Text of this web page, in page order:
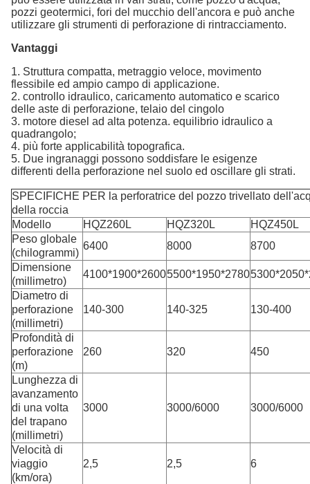
pozzi geotermici, fori del mucchio dell'ancora e può anche
utilizzare gli strumenti di perforazione di rintracciamento.
Vantaggi
1. Struttura compatta, metraggio veloce, movimento
flessibile ed ampio campo di applicazione.
2. controllo idraulico, caricamento automatico e scarico
delle aste di perforazione, telaio del cingolo
3. motore diesel ad alta potenza. equilibrio idraulico a
quadrangolo;
4. più forte applicabilità topografica.
5. Due ingranaggi possono soddisfare le esigenze
differenti della perforazione nel suolo ed oscillare gli strati.
SPECIFICHE PER la perforatrice del pozzo trivellato
della roccia
Modello
HQZ260L HQZ320L
HQZ450L
Peso globale
(chilogrammi)
6400 8000
8700
Dimensione
(millimetro)
4100*1900*26005500*1950*2780
Diametro di
perforazione
(millimetri)
140-300 140-325 130-400
Profondità di
perforazione
(m)
260 320 450
Lunghezza di
avanzamento
di una volta
del trapano
(millimetri)
3000 3000/6000 3000/6000
Velocità di
viaggio
(km/ora)
2,5 2,5 6